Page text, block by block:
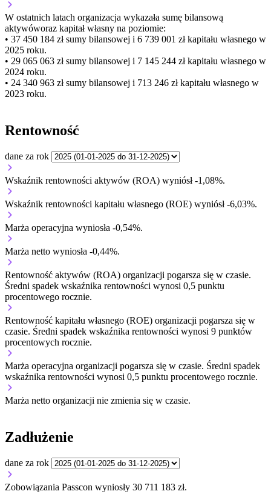
W ostatnich latach organizacja wykazała sumę bilansową
aktywóworaz kapitał własny na poziomie:
• 37 450 184 złsumy bilansowej i 6 739 001 zł kapitału własnego w
2025 roku.
• 29 065 063 złsumy bilansowej i 7 145 244 zł kapitału własnego w
2024 roku.
• 24 340 963 złsumy bilansowej i 713 246 zł kapitału własnego w
2023 roku.
Rentowność
dane za rok
Wskaźnik rentowności aktywów (ROA) wyniósł -1,08%.
Wskaźnik rentowności kapitału własnego (ROE) wyniósł -6,03%.
Marża operacyjna wyniosła -0,54%.
Marża netto wyniosła -0,44%.
Rentowność aktywów (ROA) organizacji pogarsza się w czasie.
Średni spadek wskaźnika rentowności wynosi 0,5 punktu
procentowego rocznie.
Rentowność kapitału własnego (ROE) organizacji pogarsza się w
czasie. Średni spadek wskaźnika rentowności wynosi 9 punktów
procentowych rocznie.
Marża operacyjna organizacji pogarsza się w czasie. Średni spadek
wskaźnika rentowności wynosi 0,5 punktu procentowego rocznie.
Marża netto organizacji nie zmienia się w czasie.
Zadłużenie
dane za rok
Zobowiązania Passcon wyniosły 30 711 183 zł.